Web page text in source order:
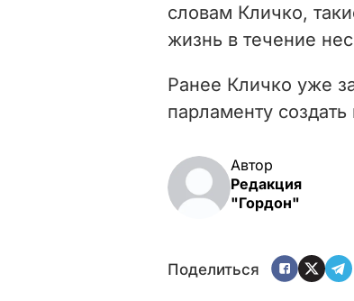
словам Кличко,
жизнь в течение
Ранее Кличко уже
парламенту
Автор
Редакция
"Гордон"
Поделиться